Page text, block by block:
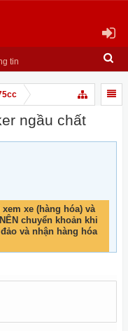
tin
ngầu chất
xe (hàng hóa) và
chuyển khoản khi
và nhận hàng hóa